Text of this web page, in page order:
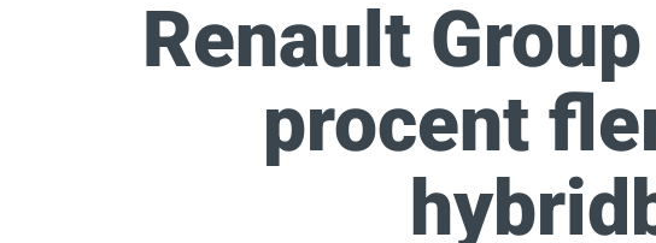
Renault
procent